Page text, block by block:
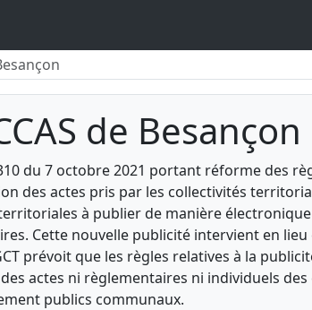
de Besançon
du 7 octobre 2021 portant réforme des
des actes pris par les collectivités
à publier de manière
Cette nouvelle publicité intervient en lieu
prévoit que les règles relatives à la
actes ni règlementaires ni individuels
publics communaux.